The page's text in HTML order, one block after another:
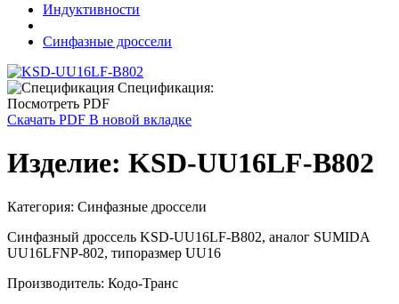
Индуктивности
Синфазные дроссели
Спецификация:
Посмотреть PDF
Скачать PDF В новой вкладке
Изделие: KSD-UU16LF-B802
Категория: Синфазные дроссели
Синфазный дроссель KSD-UU16LF-B802, аналог SUMIDA
UU16LFNP-802, типоразмер UU16
Производитель: Кодо-Транс